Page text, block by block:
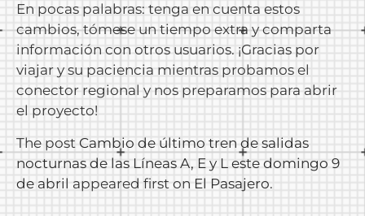
En pocas palabras: tenga en cuenta estos
cambios, tómese un tiempo extra y comparta
información con otros usuarios. ¡Gracias por
viajar y su paciencia mientras probamos el
conector regional y nos preparamos para abrir
el proyecto!
The post Cambio de último tren de salidas
nocturnas de las Líneas A, E y L este domingo 9
de abril appeared first on El Pasajero.